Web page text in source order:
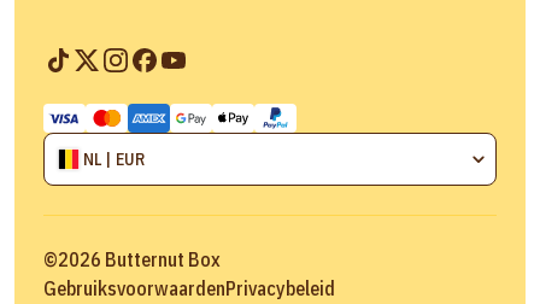
NL | EUR
©2026 Butternut Box
GebruiksvoorwaardenPrivacybeleid